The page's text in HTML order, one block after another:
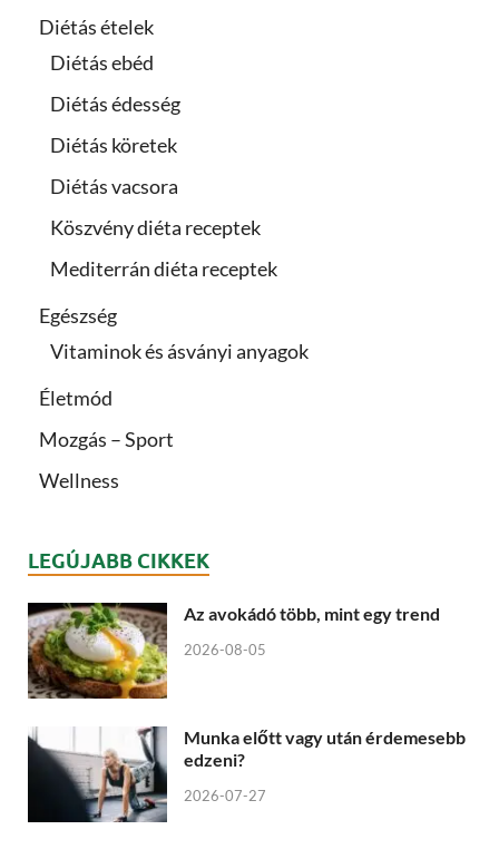
Diétás ételek
Diétás ebéd
Diétás édesség
Diétás köretek
Diétás vacsora
Köszvény diéta receptek
Mediterrán diéta receptek
Egészség
Vitaminok és ásványi anyagok
Életmód
Mozgás – Sport
Wellness
LEGÚJABB CIKKEK
Az avokádó több, mint egy trend
2026-08-05
Munka előtt vagy után érdemesebb
edzeni?
2026-07-27